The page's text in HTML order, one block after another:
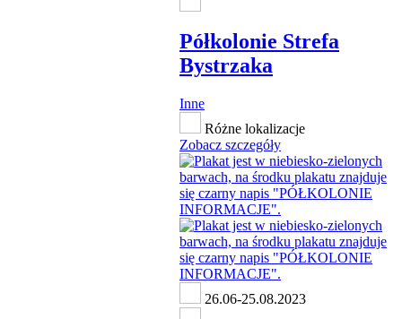
Półkolonie Strefa
Bystrzaka
Inne
Różne lokalizacje
Zobacz szczegóły
26.06-25.08.2023